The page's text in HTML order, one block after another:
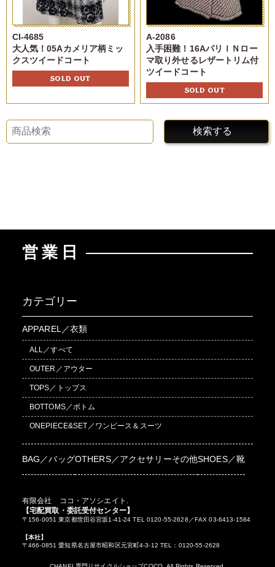
CI-4685
大人気！05Aカメリア柄ミッ
クスツイードコート
SOLD OUT
A-2086
入手困難！16AパリＩＮロー
マ取り外せるレザートリム付
ツイードコート
SOLD OUT
検索する
営業日
カテゴリー
APPAREL／衣類
ALL／すべて
OUTER／アウター
TOPS／トップス
BOTTOMS／ボトム
ONEPIECE&SET／ワンピース＆スーツ
BAG／バッグOTHERS／アクセサリーその他SHOES／靴
有限会社 ココ・アソシエイト.
【宅配買取・委託受付センター】
〒156-0051 東京都世田谷宮坂1-41-24 TEL 0120-55-2628／FAX 03-6413-1584
【本社】
〒466-0851 愛知県名古屋市昭和区元宮町4-3-12 TEL：0120-55-2628